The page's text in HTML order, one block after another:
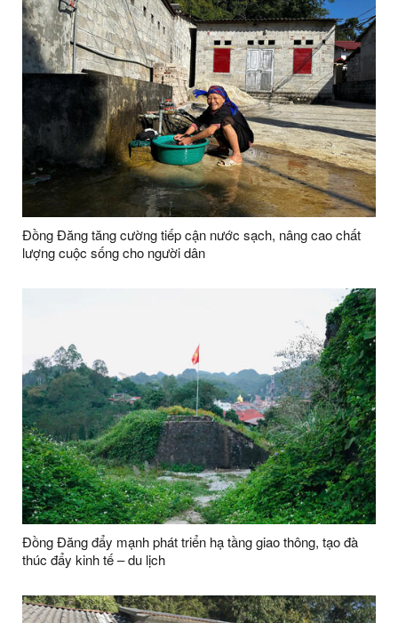
Đồng Đăng tăng cường tiếp cận nước sạch, nâng cao chất
lượng cuộc sống cho người dân
Đồng Đăng đẩy mạnh phát triển hạ tầng giao thông, tạo đà
thúc đẩy kinh tế – du lịch